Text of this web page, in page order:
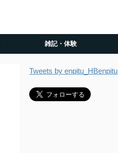
雑記・体験
Tweets by enpitu_HBenpitu